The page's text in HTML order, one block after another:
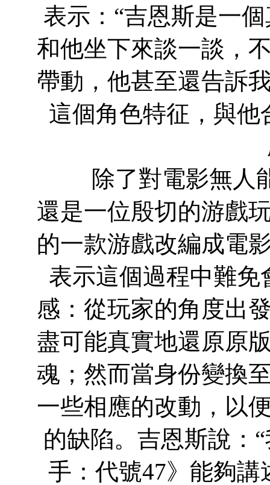
表示：“吉恩斯是一
和他坐下來談一談，
帶動，他甚至還告訴
這個角色特征，與
除了對電影無人能
還是一位殷切的游戲
的一款游戲改編成電
表示這個過程中難
感：從玩家的角度出
盡可能真實地還原原
魂；然而當身份變換
一些相應的改動，以
的缺陷。吉恩斯說：
手：代號47》能夠